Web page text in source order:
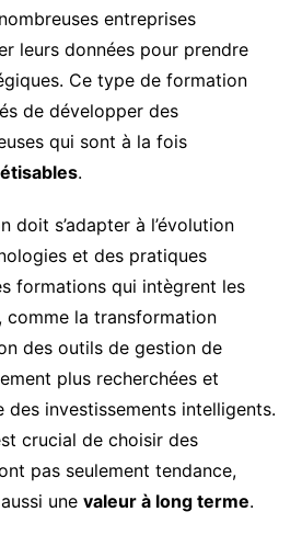
entreprises
leurs données pour prendre
Ce type de formation
de développer des
qui sont à la fois
.
doit s’adapter à l’évolution
et des pratiques
formations qui intègrent les
comme la transformation
des outils de gestion de
plus recherchées et
des investissements intelligents.
crucial de choisir des
pas seulement tendance,
une valeur à long terme.